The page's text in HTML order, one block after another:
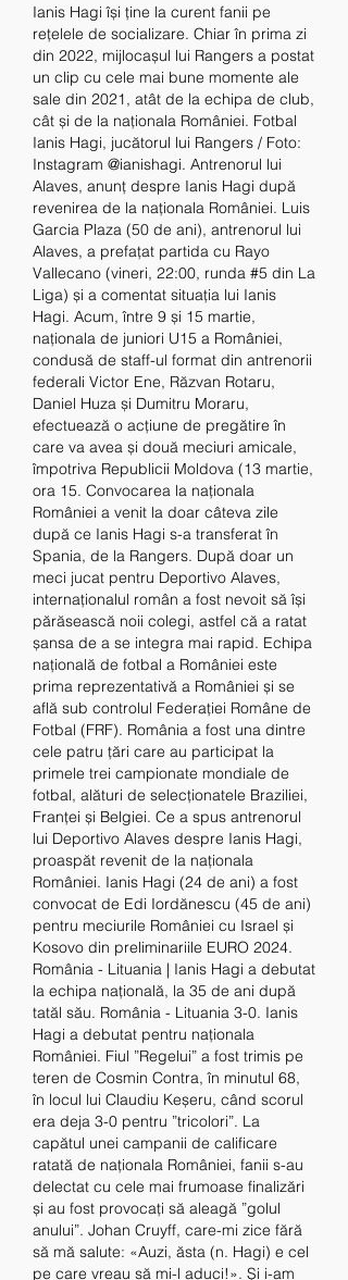
Ianis Hagi își ține la curent fanii pe
rețelele de socializare. Chiar în prima zi
din 2022, mijlocașul lui Rangers a postat
un clip cu cele mai bune momente ale
sale din 2021, atât de la echipa de club,
cât și de la naționala României. Fotbal
Ianis Hagi, jucătorul lui Rangers / Foto:
Instagram @ianishagi. Antrenorul lui
Alaves, anunț despre Ianis Hagi după
revenirea de la naționala României. Luis
Garcia Plaza (50 de ani), antrenorul lui
Alaves, a prefațat partida cu Rayo
Vallecano (vineri, 22:00, runda #5 din La
Liga) și a comentat situația lui Ianis
Hagi. Acum, între 9 și 15 martie,
naționala de juniori U15 a României,
condusă de staff-ul format din antrenorii
federali Victor Ene, Răzvan Rotaru,
Daniel Huza și Dumitru Moraru,
efectuează o acțiune de pregătire în
care va avea și două meciuri amicale,
împotriva Republicii Moldova (13 martie,
ora 15. Convocarea la naționala
României a venit la doar câteva zile
după ce Ianis Hagi s-a transferat în
Spania, de la Rangers. După doar un
meci jucat pentru Deportivo Alaves,
internaționalul român a fost nevoit să își
părăsească noii colegi, astfel că a ratat
șansa de a se integra mai rapid. Echipa
națională de fotbal a României este
prima reprezentativă a României și se
află sub controlul Federației Române de
Fotbal (FRF). România a fost una dintre
cele patru țări care au participat la
primele trei campionate mondiale de
fotbal, alături de selecționatele Braziliei,
Franței și Belgiei. Ce a spus antrenorul
lui Deportivo Alaves despre Ianis Hagi,
proaspăt revenit de la naționala
României. Ianis Hagi (24 de ani) a fost
convocat de Edi Iordănescu (45 de ani)
pentru meciurile României cu Israel și
Kosovo din preliminariile EURO 2024.
România - Lituania | Ianis Hagi a debutat
la echipa națională, la 35 de ani după
tatăl său. România - Lituania 3-0. Ianis
Hagi a debutat pentru naționala
României. Fiul ”Regelui” a fost trimis pe
teren de Cosmin Contra, în minutul 68,
în locul lui Claudiu Keșeru, când scorul
era deja 3-0 pentru ”tricolori”. La
capătul unei campanii de calificare
ratată de naționala României, fanii s-au
delectat cu cele mai frumoase finalizări
și au fost provocați să aleagă ”golul
anului”. Johan Cruyff, care-mi zice fără
să mă salute: «Auzi, ăsta (n. Hagi) e cel
pe care vreau să mi-l aduci!». Și i-am